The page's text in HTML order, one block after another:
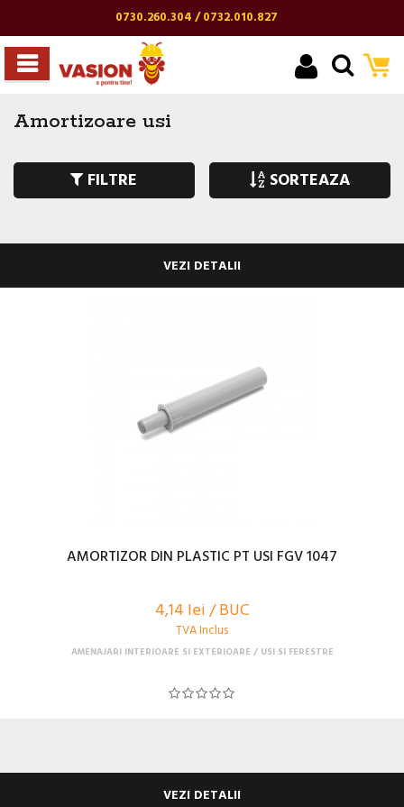
0730.260.304 / 0732.010.827
Amortizoare usi
FILTRE SORTEAZA
VEZI DETALII
AMORTIZOR DIN PLASTIC PT USI FGV 1047
4,14 lei / BUC
TVA Inclus
AMENAJARI INTERIOARE SI EXTERIOARE USI SI FERESTRE
VEZI DETALII